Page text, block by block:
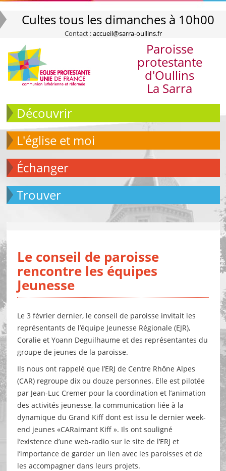
Cultes tous les dimanches à 10h00
Contact :accueil@sarra-oullins.fr
Paroisse
protestante
d'Oullins
La Sarra
Découvrir
L'église et moi
échanger
Trouver
Le conseil de paroisse
rencontre les équipes
Jeunesse
Le 3 février dernier, le conseil de paroisse invitait les
représentants de l’équipe Jeunesse Régionale (EJR),
Coralie et Yoann Deguilhaume et des représentantes du
groupe de jeunes de la paroisse.
Ils nous ont rappelé que l’ERJ de Centre Rhône Alpes
(CAR) regroupe dix ou douze personnes. Elle est pilotée
par Jean-Luc Cremer pour la coordination et l’animation
des activités jeunesse, la communication liée à la
dynamique du Grand Kiff dont est issu le dernier week-
end jeunes «CARaimant Kiff ». Ils ont souligné
l’existence d’une web-radio sur le site de l’ERJ et
l’importance de garder un lien avec les paroisses et de
les accompagner dans leurs projets.